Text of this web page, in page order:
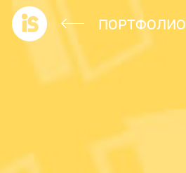
ПОРТФОЛИО